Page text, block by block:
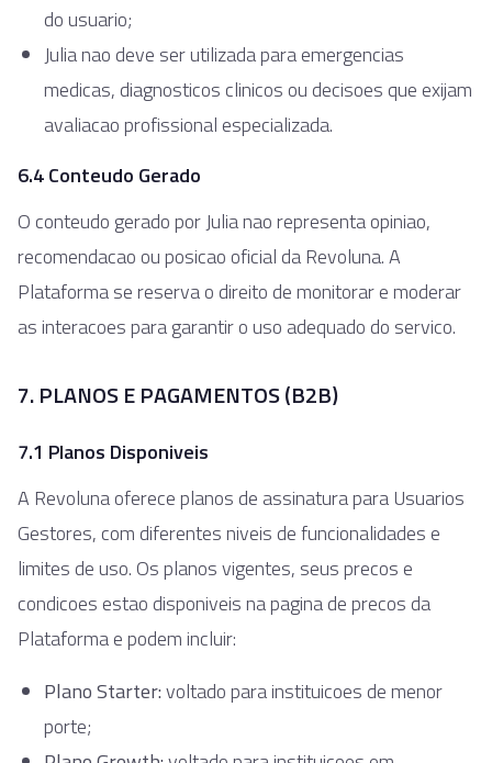
do usuario;
Julia nao deve ser utilizada para emergencias
medicas, diagnosticos clinicos ou decisoes que exijam
avaliacao profissional especializada.
6.4 Conteudo Gerado
O conteudo gerado por Julia nao representa opiniao,
recomendacao ou posicao oficial da Revoluna. A
Plataforma se reserva o direito de monitorar e moderar
as interacoes para garantir o uso adequado do servico.
7. PLANOS E PAGAMENTOS (B2B)
7.1 Planos Disponiveis
A Revoluna oferece planos de assinatura para Usuarios
Gestores, com diferentes niveis de funcionalidades e
limites de uso. Os planos vigentes, seus precos e
condicoes estao disponiveis na pagina de precos da
Plataforma e podem incluir:
Plano Starter:voltado para instituicoes de menor
porte;